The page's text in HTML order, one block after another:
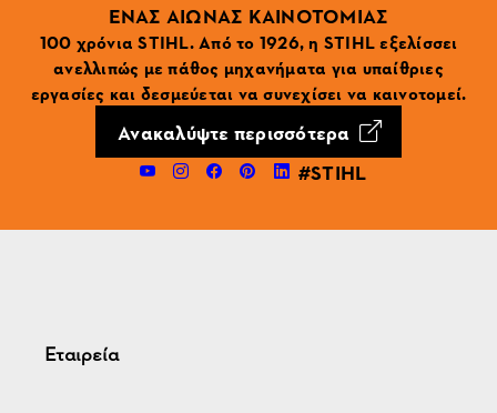
ΕΝΑΣ ΑΙΩΝΑΣ ΚΑΙΝΟΤΟΜΙΑΣ
100 χρόνια STIHL. Από το 1926, η STIHL εξελίσσει
ανελλιπώς με πάθος μηχανήματα για υπαίθριες
εργασίες και δεσμεύεται να συνεχίσει να καινοτομεί.
Ανακαλύψτε περισσότερα
#STIHL
Εταιρεία